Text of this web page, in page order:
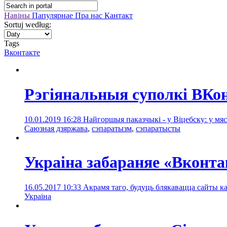
Навіны Папулярнае Пра нас Кантакт
Sortuj według:
Tags
Вконтакте
Рэгіянальныя суполкі
10.01.2019 16:28 Найгоршыя паказчыкі - у Віцебску: у
Саюзная дзяржава, сэпаратызм, сэпаратысты
Украіна забараняе
16.05.2017 10:33 Акрамя таго, будуць блякавацца сайты
Украінa